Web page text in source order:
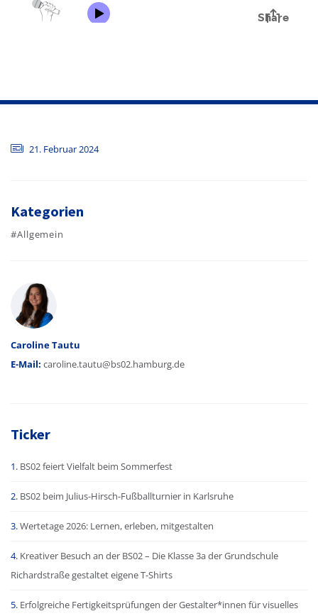
21. Februar 2024
Kategorien
#Allgemein
Autor
Caroline Tautu
E-Mail: caroline.tautu@bs02.hamburg.de
Ticker
BS02 feiert Vielfalt beim Sommerfest
BS02 beim Julius-Hirsch-Fußballturnier in Karlsruhe
Wertetage 2026: Lernen, erleben, mitgestalten
Kreativer Besuch an der BS02 – Die Klasse 3a der Grundschule
Richardstraße gestaltet eigene T-Shirts
Erfolgreiche Fertigkeitsprüfungen der Gestalter*innen für visuelles